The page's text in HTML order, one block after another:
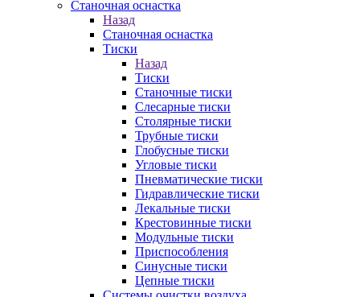
Станочная оснастка
Назад
Станочная оснастка
Тиски
Назад
Тиски
Станочные тиски
Слесарные тиски
Столярные тиски
Трубные тиски
Глобусные тиски
Угловые тиски
Пневматические тиски
Гидравлические тиски
Лекальные тиски
Крестовинные тиски
Модульные тиски
Приспособления
Синусные тиски
Цепные тиски